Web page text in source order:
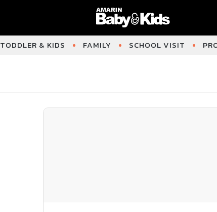
TODDLER & KIDS FAMILY SCHOOL VISIT